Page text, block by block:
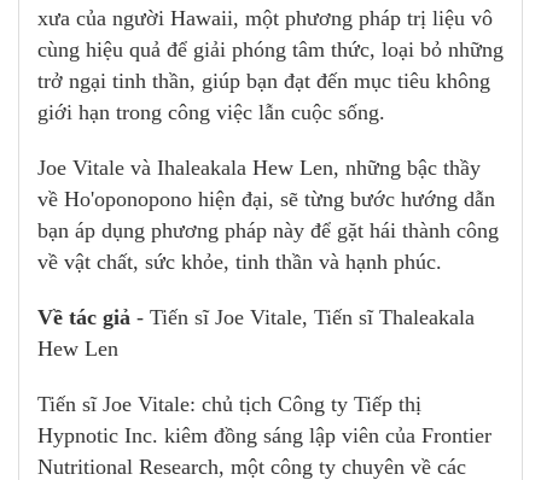
xưa của người Hawaii, một phương pháp trị liệu vô
cùng hiệu quả để giải phóng tâm thức, loại bỏ những
trở ngại tinh thần, giúp bạn đạt đến mục tiêu không
giới hạn trong công việc lẫn cuộc sống.
Joe Vitale và Ihaleakala Hew Len, những bậc thầy
về Ho'oponopono hiện đại, sẽ từng bước hướng dẫn
bạn áp dụng phương pháp này để gặt hái thành công
về vật chất, sức khỏe, tinh thần và hạnh phúc.
Về tác giả - Tiến sĩ Joe Vitale, Tiến sĩ Thaleakala
Hew Len
Tiến sĩ Joe Vitale: chủ tịch Công ty Tiếp thị
Hypnotic Inc. kiêm đồng sáng lập viên của Frontier
Nutritional Research, một công ty chuyên về các